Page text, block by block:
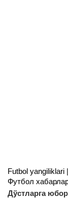
Futbol yangiliklari
Футбол
Дўстларга